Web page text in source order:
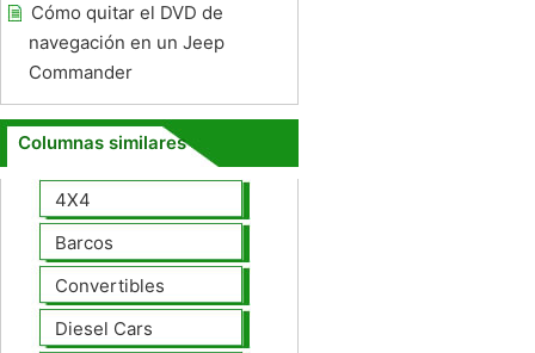
Cómo quitar el DVD de
navegación en un Jeep
Commander
Columnas similares
4X4
Barcos
Convertibles
Diesel Cars